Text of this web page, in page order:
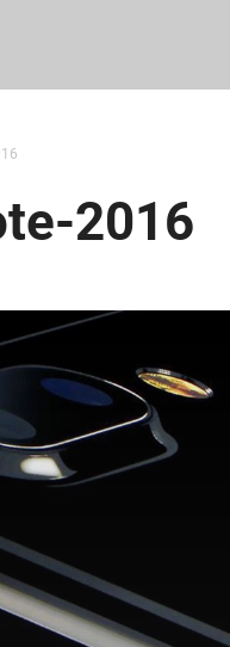
2016